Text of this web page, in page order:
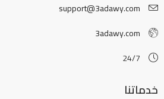
support@3adawy.com
3adawy.com
24/7
خدماتنا